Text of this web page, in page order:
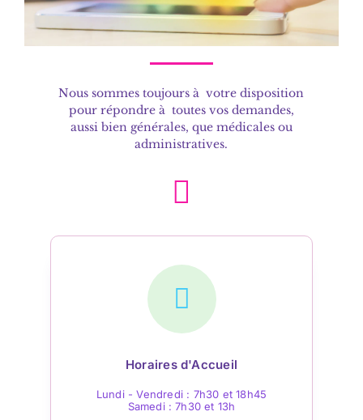
Nous sommes toujours à votre disposition
pour répondre à toutes vos demandes,
aussi bien générales, que médicales ou
administratives.
Horaires d'Accueil
Lundi - Vendredi : 7h30 et 18h45
Samedi : 7h30 et 13h